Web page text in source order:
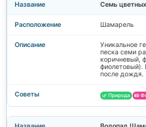
Семь
Шамарель
Уникальное
песка семи
коричневый,
после дождя.
🌿 Природа 📸